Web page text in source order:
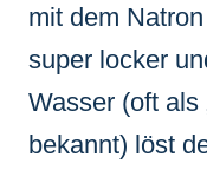
mit dem
super locker
Wasser (oft als
bekannt) löst